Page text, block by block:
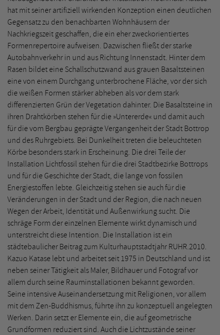
hat mit seiner artifiziell wirkenden Konzeption einen deutlichen
Gegensatz zu den benachbarten Wohnhäusern der
Nachkriegszeit geschaffen, die ein eher zweckorientiertes
Formenrepertoire aufweisen. Dazwischen fließt der starke
Autobahnverkehr in und aus Richtung Innenstadt. Hinter dem
Rasen bildet eine Schallschutzwand aus grauen Basaltsteinen
eine von einem Durchgang unterbrochene Fläche, vor der sich
die weißen Formen stärker abheben als vor dem stark
differenzierten Grün der Vegetation dahinter. Die Basaltsteine in
ihren Drahtkörben stehen für die »Untererde« und damit auch
für die vom Bergbau geprägte Vergangenheit der Stadt Bottrop
und des Ruhrgebiets. Bei Dunkelheit treten die beleuchteten
Körbe besonders stark in Erscheinung. Die drei Teile der
Installation Lichtfossil stehen für die drei Stadtbezirke Bottrops
und für die Geschichte der Stadt, die lange von fossilen
Energiestoffen lebte. Gleichzeitig stehen sie auch für die
Veränderungen in der Stadt und der Region, die nach neuen
Wegen der Arbeit, Identität und Außenwirkung sucht. Die
schräge Form der einzelnen Elemente wirkt dynamisch und
unterstreicht diese Intention. Die Installation ist ein
städtebaulicher Beitrag zum Kulturhauptstadtjahr RUHR.2010.
Kazuo Katase lebt und arbeitet seit 1975 in Deutschland und ist
neben seiner Tätigkeit als Maler, Bildhauer und Fotograf vor
allem durch seine Rauminstallationen bekannt geworden.
Seine intensive Auseinandersetzung mit Religionen, vor allem
mit dem Zen-Buddhismus, führte ihn zu konzeptuell angelegten
Werken. Darin setzt er Elemente ein, die auf geometrische
Grundformen reduziert sind. Auch die Lichtzustände seiner